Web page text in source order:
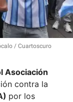
Cuartoscuro
Asociación
contra la
por los